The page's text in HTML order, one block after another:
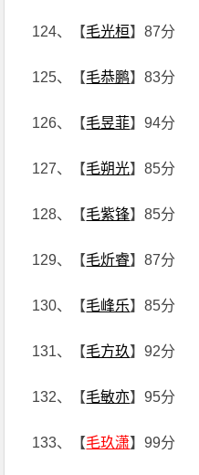
124、【毛光桓】87分
125、【毛恭鹏】83分
126、【毛昱菲】94分
127、【毛朔光】85分
128、【毛紫锋】85分
129、【毛炘睿】87分
130、【毛峰乐】85分
131、【毛方玖】92分
132、【毛敏亦】95分
133、【毛玖潇】99分